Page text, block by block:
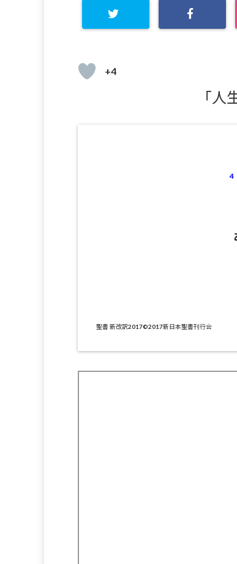
+4
「人
4
聖書 新改訳2017©2017新日本聖書刊行会